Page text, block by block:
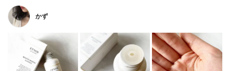
かず